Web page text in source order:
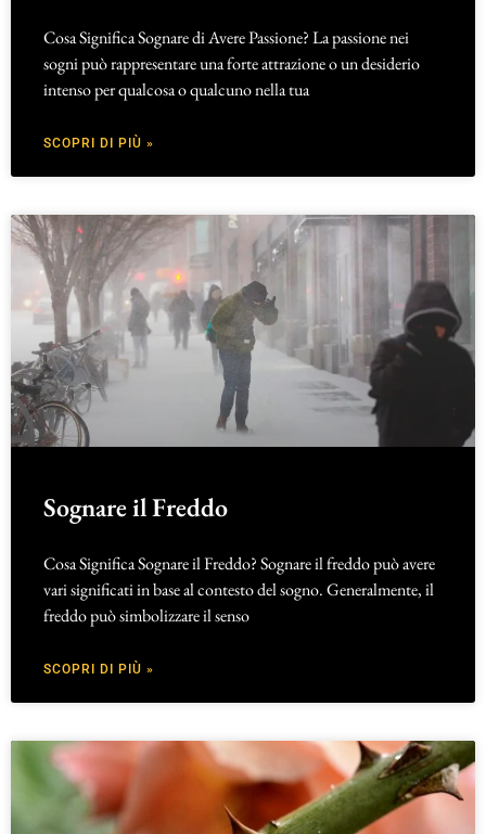
Cosa Significa Sognare di Avere Passione? La passione nei
sogni può rappresentare una forte attrazione o un desiderio
intenso per qualcosa o qualcuno nella tua
SCOPRI DI PIÙ »
Sognare il Freddo
Cosa Significa Sognare il Freddo? Sognare il freddo può avere
vari significati in base al contesto del sogno. Generalmente, il
freddo può simbolizzare il senso
SCOPRI DI PIÙ »